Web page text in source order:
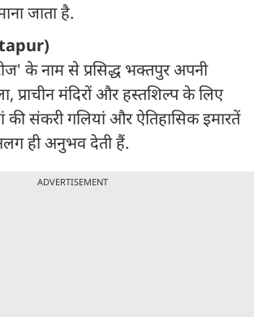
जाता है.
के नाम से प्रसिद्ध भक्तपुर अपनी
प्राचीन मंदिरों और हस्तशिल्प के लिए
की संकरी गलियां और ऐतिहासिक इमारतें
ही अनुभव देती हैं.
ADVERTISEMENT